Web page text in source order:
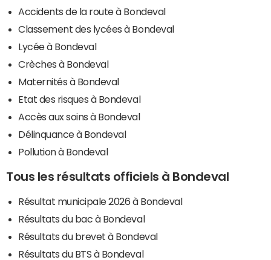
Accidents de la route à Bondeval
Classement des lycées à Bondeval
Lycée à Bondeval
Crèches à Bondeval
Maternités à Bondeval
Etat des risques à Bondeval
Accès aux soins à Bondeval
Délinquance à Bondeval
Pollution à Bondeval
Tous les résultats officiels à Bondeval
Résultat municipale 2026 à Bondeval
Résultats du bac à Bondeval
Résultats du brevet à Bondeval
Résultats du BTS à Bondeval